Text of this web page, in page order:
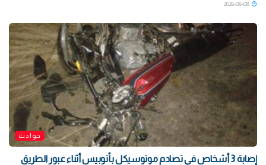
حوادث
إصابة 3 أشخاص في تصادم موتوسيكل بأتوبيس أثناء عبور الطريق